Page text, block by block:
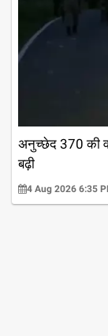
अनुच्छेद 370 की
बढ़ी
4 Aug 2026 6:35